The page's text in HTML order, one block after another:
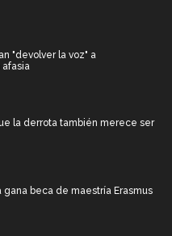
"devolver la voz" a
afasia
la derrota también merece ser
gana beca de maestría Erasmus